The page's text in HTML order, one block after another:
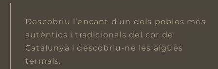
Descobriu l’encant d’un dels pobles més
autèntics i tradicionals del cor de
Catalunya i descobriu-ne les aigües
termals.